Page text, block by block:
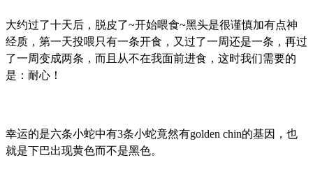
大约过了十天后，脱皮了~开始喂食~黑头是很谨慎加有点神
经质，第一天投喂只有一条开食，又过了一周还是一条，再过
了一周变成两条，而且从不在我面前进食，这时我们需要的
是：耐心！
幸运的是六条小蛇中有3条小蛇竟然有golden chin的基因，也
就是下巴出现黄色而不是黑色。